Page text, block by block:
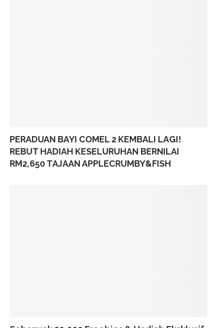
PERADUAN BAYI COMEL 2 KEMBALI LAGI!
REBUT HADIAH KESELURUHAN BERNILAI
RM2,650 TAJAAN APPLECRUMBY&FISH